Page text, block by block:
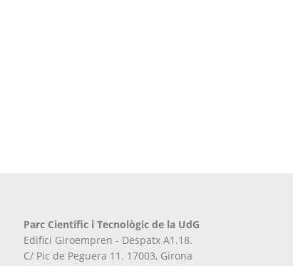
Parc Científic i Tecnològic de la UdG
Edifici Giroempren - Despatx A1.18.
C/ Pic de Peguera 11. 17003, Girona